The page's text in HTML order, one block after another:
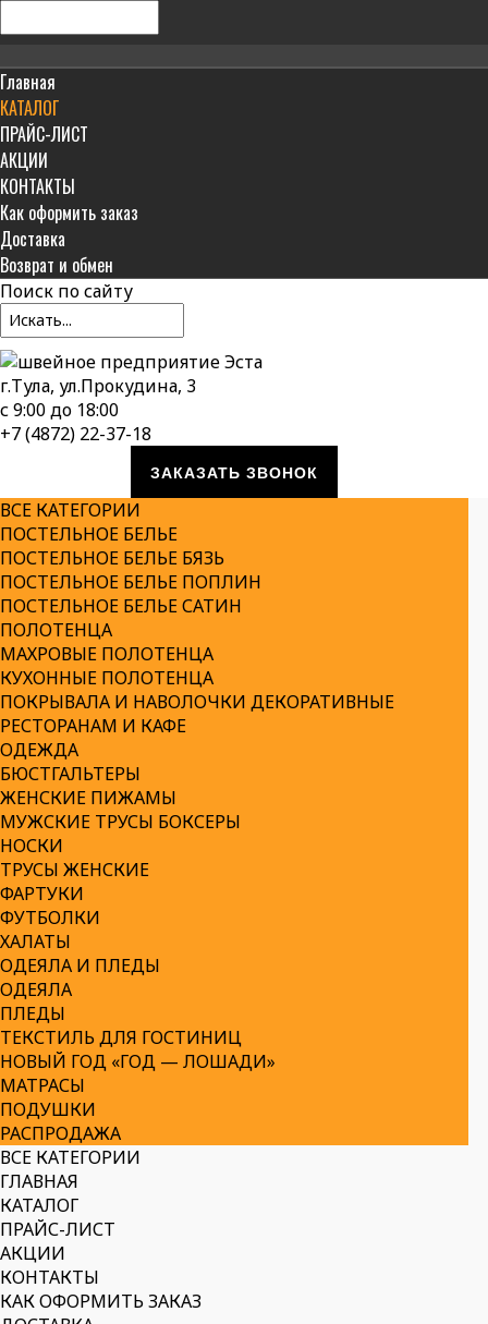
Главная
КАТАЛОГ
ПРАЙС-ЛИСТ
АКЦИИ
КОНТАКТЫ
Как оформить заказ
Доставка
Возврат и обмен
Поиск по сайту
г.Тула, ул.Прокудина, 3
с 9:00 до 18:00
+7 (4872) 22-37-18
ЗАКАЗАТЬ ЗВОНОК
ВСЕ КАТЕГОРИИ
ПОСТЕЛЬНОЕ БЕЛЬЕ
ПОСТЕЛЬНОЕ БЕЛЬЕ БЯЗЬ
ПОСТЕЛЬНОЕ БЕЛЬЕ ПОПЛИН
ПОСТЕЛЬНОЕ БЕЛЬЕ САТИН
ПОЛОТЕНЦА
МАХРОВЫЕ ПОЛОТЕНЦА
КУХОННЫЕ ПОЛОТЕНЦА
ПОКРЫВАЛА И НАВОЛОЧКИ ДЕКОРАТИВНЫЕ
РЕСТОРАНАМ И КАФЕ
ОДЕЖДА
БЮСТГАЛЬТЕРЫ
ЖЕНСКИЕ ПИЖАМЫ
МУЖСКИЕ ТРУСЫ БОКСЕРЫ
НОСКИ
ТРУСЫ ЖЕНСКИЕ
ФАРТУКИ
ФУТБОЛКИ
ХАЛАТЫ
ОДЕЯЛА И ПЛЕДЫ
ОДЕЯЛА
ПЛЕДЫ
ТЕКСТИЛЬ ДЛЯ ГОСТИНИЦ
НОВЫЙ ГОД «ГОД — ЛОШАДИ»
МАТРАСЫ
ПОДУШКИ
РАСПРОДАЖА
ВСЕ КАТЕГОРИИ
ГЛАВНАЯ
КАТАЛОГ
ПРАЙС-ЛИСТ
АКЦИИ
КОНТАКТЫ
КАК ОФОРМИТЬ ЗАКАЗ